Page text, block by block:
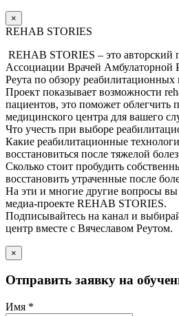
×
REHAB STORIES
REHAB STORIES – это авторский
Ассоциации Врачей Амбулаторной
Реута по обзору реабилитационных
Проект показывает возможности
пациентов, это поможет облегчить
медицинского центра для вашего
Что учесть при выборе
Какие реабилитационные
восстановиться после тяжелой
Сколько стоит пробудить
восстановить утраченные после
На эти и многие другие вопросы
медиа-проекте REHAB STORIES.
Подписывайтесь на канал и
центр вместе с Вячеславом Реутом.
×
Отправить заявку на
Имя *